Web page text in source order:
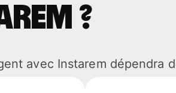
?
avec Instarem dépendra